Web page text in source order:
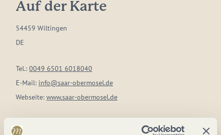
Auf der Karte
54459 Wiltingen
DE
Tel.: 0049 6501 6018040
E-Mail: info@saar-obermosel.de
Webseite: www.saar-obermosel.de